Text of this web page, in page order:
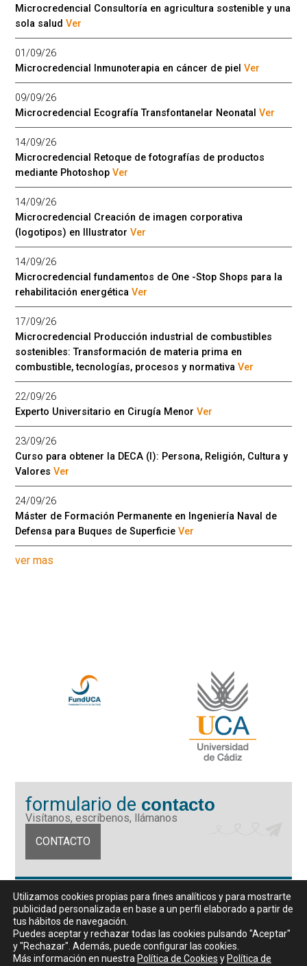
Microcredencial Consultoría en agricultura sostenible y una
sola saludVer
01/09/26
Microcredencial Inmunoterapia en cáncer de pielVer
09/09/26
Microcredencial Ecografía Transfontanelar NeonatalVer
14/09/26
Microcredencial Retoque de fotografías de productos
mediante PhotoshopVer
14/09/26
Microcredencial Creación de imagen corporativa
(logotipos) en IllustratorVer
14/09/26
Microcredencial fundamentos de One -Stop Shops para la
rehabilitación energéticaVer
17/09/26
Microcredencial Producción industrial de combustibles
sostenibles: Transformación de materia prima en
combustible, tecnologías, procesos y normativaVer
22/09/26
Experto Universitario en Cirugía MenorVer
23/09/26
Curso para obtener la DECA (I): Persona, Religión, Cultura y
ValoresVer
24/09/26
Máster de Formación Permanente en Ingeniería Naval de
Defensa para Buques de SuperficieVer
ver mas
formulario de contacto
Visítanos, escríbenos, llámanos
CONTACTO
Fundación Universidad de Cádiz
Calle Ancha 10 (Edificio José Pérez Llorca), CP. 11001, Cádiz
CIF: G11442167
956 07 03 70 / 72
Horario de atención al público
De lunes a viernes, de 9 a 14 horas
Utilizamos cookies propias para fines analíticos y para mostrarte
publicidad personalizada en base a un perfil elaborado a partir de
tus hábitos de navegación.
Puedes aceptar y rechazar todas las cookies pulsando "Aceptar"
y "Rechazar". Además, puede configurar las cookies.
Más información en nuestra Política de Cookies y Política de